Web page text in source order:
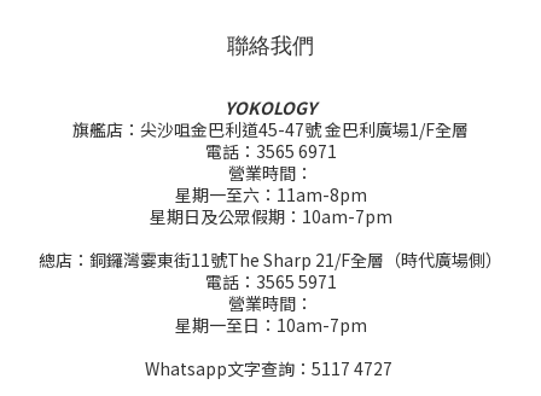
聯絡我們
YOKOLOGY
旗艦店：尖沙咀金巴利道45-47號 金巴利廣場1/F全層
電話：3565 6971
營業時間：
星期一至六：11am-8pm
星期日及公眾假期：10am-7pm
總店：銅鑼灣霎東街11號The Sharp 21/F全層（時代廣場側）
電話：3565 5971
營業時間：
星期一至日：10am-7pm
Whatsapp文字查詢：5117 4727